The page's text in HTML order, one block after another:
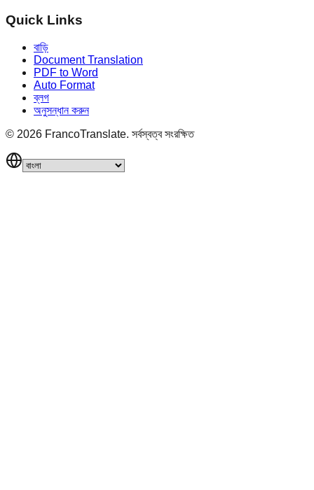
Quick Links
বাড়ি
Document Translation
PDF to Word
Auto Format
ব্লগ
অনুসন্ধান করুন
© 2026 FrancoTranslate. সর্বস্বত্ব সংরক্ষিত